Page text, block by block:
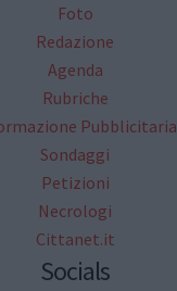
Foto
Redazione
Agenda
Rubriche
Pubblicitaria
Sondaggi
Petizioni
Necrologi
Cittanet.it
Socials